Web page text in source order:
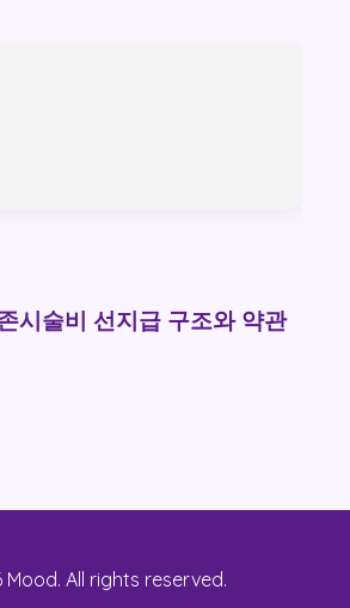
시술비 선지급 구조와 약관
All rights reserved.